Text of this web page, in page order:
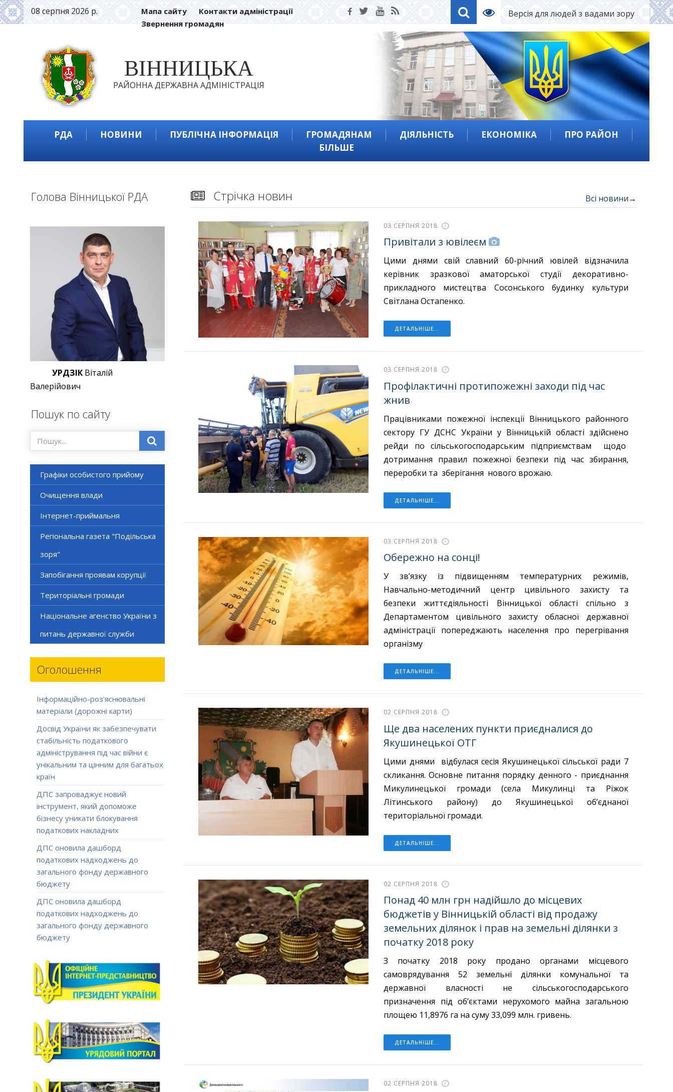
08 серпня 2026 р. Мапа сайту
Контакти адміністрації
Звернення громадян
Версія для людей з вадами зору
ВІННИЦЬКА
РАЙОННА ДЕРЖАВНА АДМІНІСТРАЦІЯ
РДА НОВИНИ ПУБЛІЧНА ІНФОРМАЦІЯ ГРОМАДЯНАМ ДІЯЛЬНІСТЬ ЕКОНОМІКА
ПРО РАЙОН
БІЛЬШЕ
Голова Вінницької РДА
УРДЗІК Віталій
Валерійович
Пошук по сайту
Графіки особистого прийому
Очищення влади
Інтернет-приймальня
Регіональна газета "Подільська
зоря"
Запобігання проявам корупції
Територіальні громади
Національне агенство України з
питань державної служби
Оголошення
Інформаційно-роз'яснювальні
матеріали (дорожні карти)
Досвід України як забезпечувати
стабільність податкового
адміністрування під час війни є
унікальним та цінним для багатьох
країн
ДПС запроваджує новий
інструмент, який допоможе
бізнесу уникати блокування
податкових накладних
ДПС оновила дашборд
податкових надходжень до
загального фонду державного
бюджету
ДПС оновила дашборд
податкових надходжень до
загального фонду державного
бюджету
Стрічка новин Всі новини→
03 СЕРПНЯ 2018
Привітали з ювілеєм
Цими днями свій славний 60-річний ювілей відзначила
керівник зразкової аматорської студії декоративно-
прикладного мистецтва Сосонського будинку культури
Світлана Остапенко.
ДЕТАЛЬНІШЕ...
03 СЕРПНЯ 2018
Профілактичні протипожежні заходи під час
жнив
Працівниками пожежної інспекції Вінницького районного
сектору ГУ ДСНС України у Вінницькій області здійснено
рейди по сільськогосподарським підприємствам щодо
дотримання правил пожежної безпеки під час збирання,
переробки та зберігання нового врожаю.
ДЕТАЛЬНІШЕ...
03 СЕРПНЯ 2018
Обережно на сонці!
У зв’язку із підвищенням температурних режимів,
Навчально-методичний центр цивільного захисту та
безпеки життєдіяльності Вінницької області спільно з
Департаментом цивільного захисту обласної державної
адміністрації попереджають населення про перегрівання
організму
ДЕТАЛЬНІШЕ...
02 СЕРПНЯ 2018
Ще два населених пункти приєдналися до
Якушинецької ОТГ
Цими днями відбулася сесія Якушинецької сільської ради 7
скликання. Основне питання порядку денного - приєднання
Микулинецької громади (села Микулинці та Ріжок
Літинського району) до Якушинецької об’єднаної
територіальної громади.
ДЕТАЛЬНІШЕ...
02 СЕРПНЯ 2018
Понад 40 млн грн надійшло до місцевих
бюджетів у Вінницькій області від продажу
земельних ділянок і прав на земельні ділянки з
початку 2018 року
З початку 2018 року продано органами місцевого
самоврядування 52 земельні ділянки комунальної та
державної власності не сільськогосподарського
призначення під об’єктами нерухомого майна загальною
площею 11,8976 га на суму 33,099 млн. гривень.
ДЕТАЛЬНІШЕ...
02 СЕРПНЯ 2018